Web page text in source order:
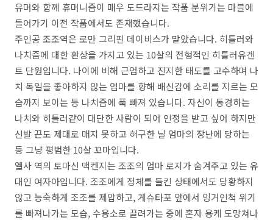
유머와 함께 휴머니즘이 매우 도드라지는 작품 분위기는 마블에
들어가기 이전 작품에서도 존재했습니다.
주인공 조조역은 로만 그리핀 데이비스가 맡았습니다. 히틀러와
나치즘에 대한 환상을 가지고 있는 10살의 전형적인 히틀러유겐
트 단원입니다. 나이에 비해 근엄하고 진지한 태도를 고수하며 나
치 독일을 좋아하지 않는 엄마를 향해 배신감에 소리를 지르는 모
습까지 보이는 등 나치즘에 푹 빠져 있습니다. 자신이 동경하는
나치와 히틀러같이 대단한 사람이 되어 인정을 받고 싶어 하지만
신발 끈도 제대로 매지 못하고 허구한 날 엄마의 장난에 당하는
등 그냥 평범한 10살 꼬마입니다.
엘사 역의 토마신 맥켄지는 조조의 엄마 로지가 숨겨주고 있는 유
대인 여자아입니다. 조조에게 정체를 들킨 상태에서도 당황하지
않고 능숙하게 조조를 제압하고, 게슈타포 앞에서 잉거인척 위기
를 빠져나가는 모습, 수용소로 끌려가는 중에 혼자 용케 도망쳐나